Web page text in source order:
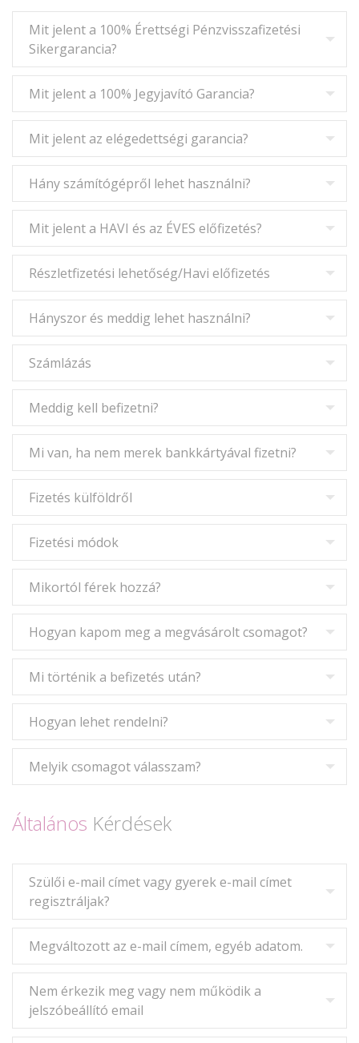
Mit jelent a 100% Érettségi Pénzvisszafizetési
Sikergarancia?
Mit jelent a 100% Jegyjavító Garancia?
Mit jelent az elégedettségi garancia?
Hány számítógépről lehet használni?
Mit jelent a HAVI és az ÉVES előfizetés?
Részletfizetési lehetőség/Havi előfizetés
Hányszor és meddig lehet használni?
Számlázás
Meddig kell befizetni?
Mi van, ha nem merek bankkártyával fizetni?
Fizetés külföldről
Fizetési módok
Mikortól férek hozzá?
Hogyan kapom meg a megvásárolt csomagot?
Mi történik a befizetés után?
Hogyan lehet rendelni?
Melyik csomagot válasszam?
Általános Kérdések
Szülői e-mail címet vagy gyerek e-mail címet
regisztráljak?
Megváltozott az e-mail címem, egyéb adatom.
Nem érkezik meg vagy nem működik a
jelszóbeállító email